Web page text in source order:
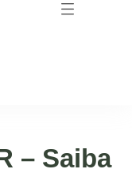
– Saiba